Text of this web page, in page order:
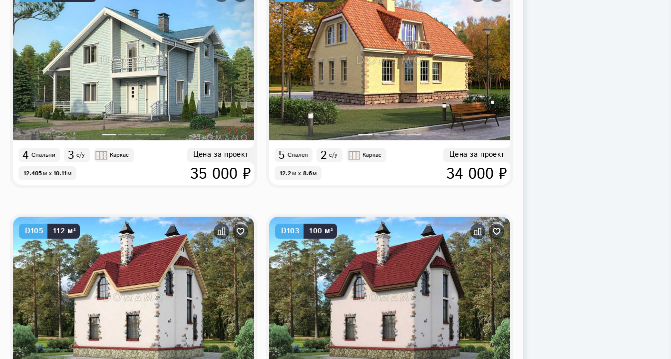
4 Спальни 3 с/у Каркас
12.405м x 10.11м
Цена за проект
35 000 ₽
5 Спален 2 с/у Каркас
12.2м x 8.6м
Цена за проект
34 000 ₽
D105 112 м² D103 100 м²